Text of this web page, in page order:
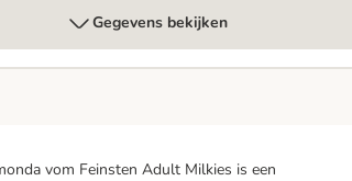
Gegevens bekijken
vom Feinsten Adult Milkies is een